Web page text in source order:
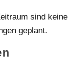
sind keine
geplant.